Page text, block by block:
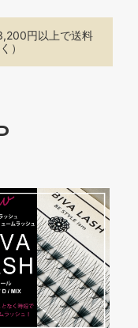
円以上で送料
）